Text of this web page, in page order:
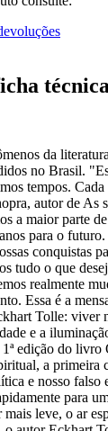
da
no Brasil.
tempos.
autor de As
a maior parte
para o
conquistas
tudo o que
realmente
Essa é a
Tolle: viver
e a
edição do
a primeira
e nosso
para
mais leve, o ar